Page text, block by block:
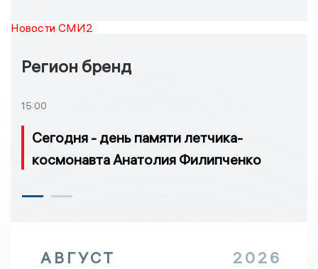
Новости СМИ2
Регион бренд
15:00
Сегодня - день памяти летчика-
космонавта Анатолия Филипченко
АВГУСТ 2026